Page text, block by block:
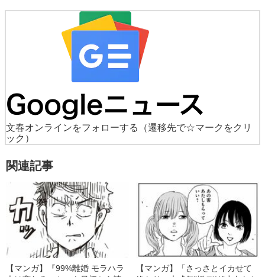
文春オンラインをフォローする
（遷移先で☆マークをクリ
ック）
関連記事
【マンガ】『99%離婚 モラハラ
【マンガ】「さっさとイカせて